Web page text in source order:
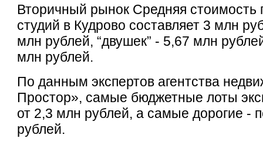
Вторичный рынок Средняя стоимость
студий в Кудрово составляет 3 млн
млн рублей, “двушек” - 5,67 млн
млн рублей.
По данным экспертов агентства
Простор», самые бюджетные лоты
от 2,3 млн рублей, а самые дорогие -
рублей.